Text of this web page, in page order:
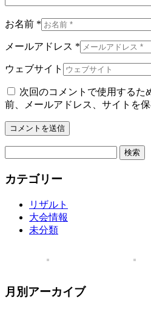
お名前 *
メールアドレス *
ウェブサイト
次回のコメントで使用するた
前、メールアドレス、サイトを保
カテゴリー
リザルト
大会情報
未分類
月別アーカイブ